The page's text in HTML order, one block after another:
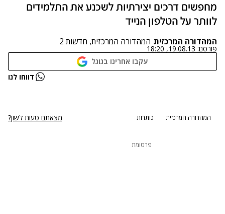
מחפשים דרכים יצירתיות לשכנע את התלמידים
לוותר על הטלפון הנייד
המהדורה המרכזית המהדורה המרכזית, חדשות 2
פורסם: 19.08.13, 18:20
עקבו אחרינו בגוגל
נתקלנו בבעיה דווחו לנו
המהדורה המרכזית כותרות מצאתם טעות לשון?
פרסומת